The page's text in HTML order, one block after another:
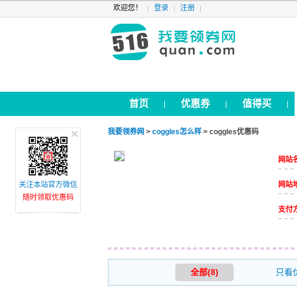
欢迎您！ 登录 注册
首页 优惠券 值得买
我要领券网 > coggles怎么样 > coggles优惠码
网站
网站
支付
全部(8) 只看
关注本站官方微信
随时领取优惠码